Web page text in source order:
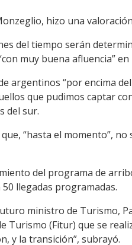
hizo una
del tiempo serán
muy buena afluencia”
argentinos “por encima
que pudimos captar
del sur.
“hasta el momento”,
del programa de
llegadas programadas.
ministro de Turismo,
Turismo (Fitur) que se
y la transición”, subrayó.